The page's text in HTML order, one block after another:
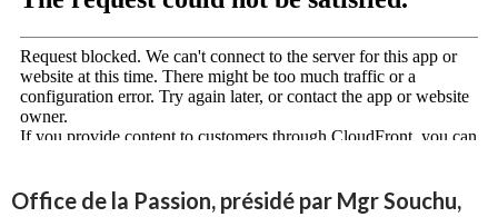
Office de la Passion, présidé par Mgr Souchu,